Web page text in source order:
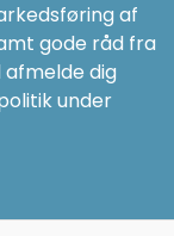
af
gode råd fra
afmelde dig
under